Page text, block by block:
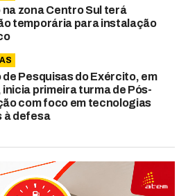
zona Centro Sul terá
temporária para instalação
Pesquisas do Exército, em
inicia primeira turma de Pós-
com foco em tecnologias
à defesa